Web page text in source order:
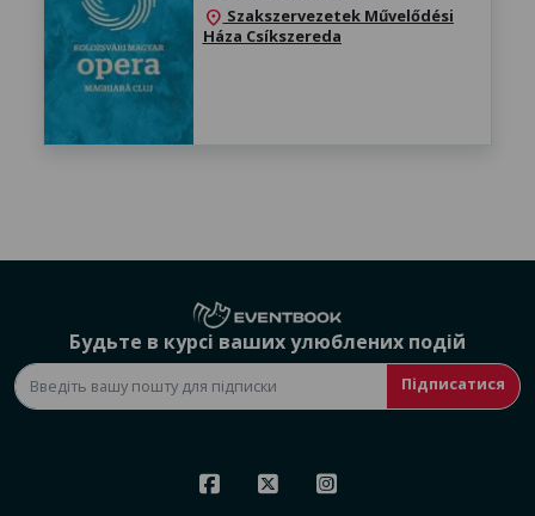
location_on Szakszervezetek Művelődési
Háza Csíkszereda
Будьте в курсі ваших улюблених подій
Підписатися